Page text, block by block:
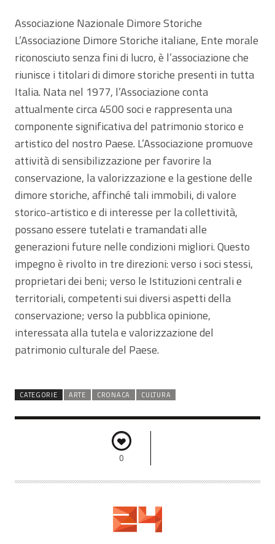
Associazione Nazionale Dimore Storiche
L’Associazione Dimore Storiche italiane, Ente morale
riconosciuto senza fini di lucro, è l’associazione che
riunisce i titolari di dimore storiche presenti in tutta
Italia. Nata nel 1977, l’Associazione conta
attualmente circa 4500 soci e rappresenta una
componente significativa del patrimonio storico e
artistico del nostro Paese. L’Associazione promuove
attività di sensibilizzazione per favorire la
conservazione, la valorizzazione e la gestione delle
dimore storiche, affinché tali immobili, di valore
storico-artistico e di interesse per la collettività,
possano essere tutelati e tramandati alle
generazioni future nelle condizioni migliori. Questo
impegno è rivolto in tre direzioni: verso i soci stessi,
proprietari dei beni; verso le Istituzioni centrali e
territoriali, competenti sui diversi aspetti della
conservazione; verso la pubblica opinione,
interessata alla tutela e valorizzazione del
patrimonio culturale del Paese.
CATEGORIE ARTE CRONACA CULTURA
0